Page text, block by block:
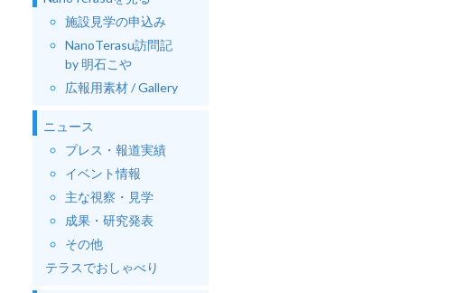
施設見学の申込み
NanoTerasu訪問記
by 明石こや
広報用素材 / Gallery
ニュース
プレス・報道実績
イベント情報
主な視察・見学
成果・研究発表
その他
テラスでおしゃべり